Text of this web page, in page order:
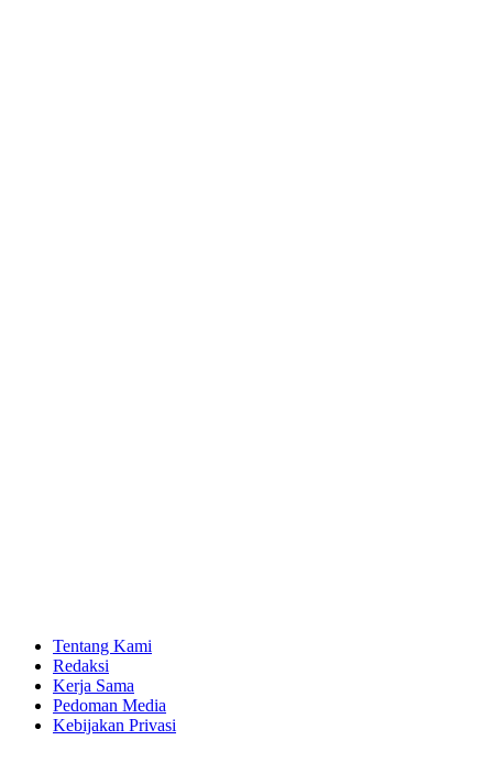
Tentang Kami
Redaksi
Kerja Sama
Pedoman Media
Kebijakan Privasi